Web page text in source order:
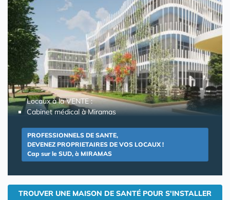
Locaux à la VENTE :
Cabinet médical à Miramas
PROFESSIONNELS DE SANTE,
DEVENEZ PROPRIETAIRES DE VOS LOCAUX !
Cap sur le SUD, à MIRAMAS
TROUVER UNE MAISON DE SANTÉ POUR S'INSTALLER